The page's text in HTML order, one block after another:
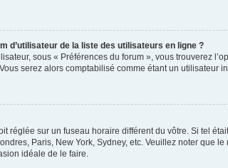
d’utilisateur de la liste des utilisateurs en ligne ?
sous « Préférences du forum », vous trouverez
serez alors comptabilisé comme étant un utilisateur
réglée sur un fuseau horaire différent du vôtre. Si tel
Paris, New York, Sydney, etc. Veuillez noter que
idéale de le faire.